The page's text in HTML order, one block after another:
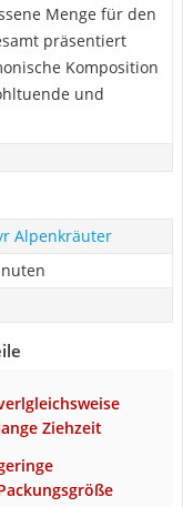
Menge für den
präsentiert
Komposition
und
Alpenkräuter
Ziehzeit